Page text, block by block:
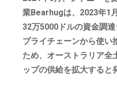
業Bearhugは、2023年1
32万5000ドルの資金調
プライチェーンから使い
ため、オーストラリア全
ップの供給を拡大すると